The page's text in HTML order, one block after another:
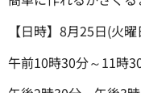
【日時】8月25日(火
午前10時30分～11時